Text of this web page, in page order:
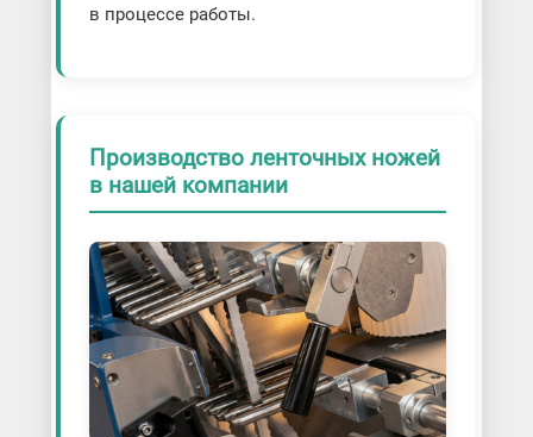
в процессе работы.
Производство ленточных ножей
в нашей компании